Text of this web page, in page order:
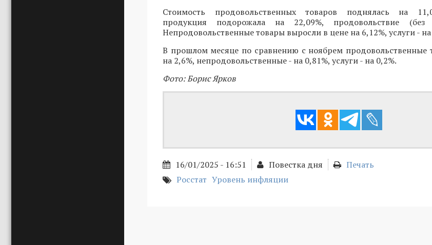
Стоимость продовольственных товаров поднялась на
продукция подорожала на 22,09%, продовольствие
Непродовольственные товары выросли в цене на 6,12%, услуги -
В прошлом месяце по сравнению с ноябрем продовольственные
на 2,6%, непродовольственные - на 0,81%, услуги - на 0,2%.
Фото: Борис Ярков
16/01/2025 - 16:51 Повестка дня
Печать
Росстат Уровень инфляции